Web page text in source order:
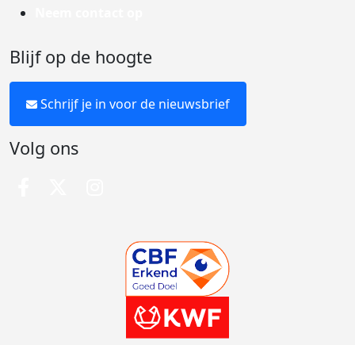
Blijf op de hoogte
Schrijf je in voor de nieuwsbrief
Volg ons